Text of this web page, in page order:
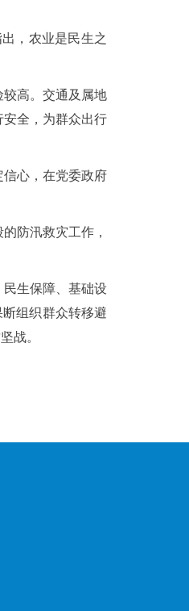
，农业是民生之
高。交通及属地
全，为群众出行
心，在党委政府
防汛救灾工作，
生保障、基础设
组织群众转移避
战。